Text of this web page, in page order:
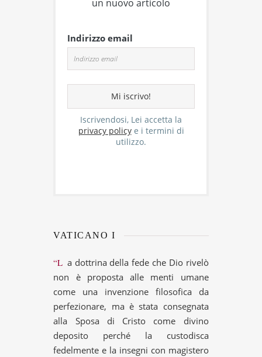
un nuovo articolo
Indirizzo email
Iscrivendosi, Lei accetta la
privacy policye i termini di
utilizzo.
VATICANO I
“La dottrina della fede che Dio rivelò
non è proposta alle menti umane
come una invenzione filosofica da
perfezionare, ma è stata consegnata
alla Sposa di Cristo come divino
deposito perché la custodisca
fedelmente e la insegni con magistero